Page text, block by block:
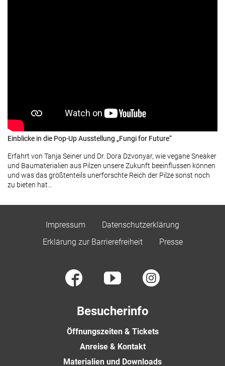
Einblicke in die Pop-Up Ausstellung „Fungi for Future“
Erfahrt von Tanja Seiner und Dr. Dora Dzvonyar, wie vegane Sneaker
und Baumaterialien aus Pilzen unsere Zukunft beeinflussen können
und was das größtenteils unerforschte Reich der Pilze sonst noch
zu bieten hat…
Impressum
Datenschutzerklärung
Erklärung zur Barrierefreiheit
Presse
Besucherinfo
Öffnungszeiten & Tickets
Anreise & Kontakt
Materialien und Downloads